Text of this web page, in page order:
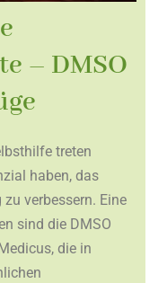
– DMSO
treten
haben, das
verbessern. Eine
sind die DMSO
die in